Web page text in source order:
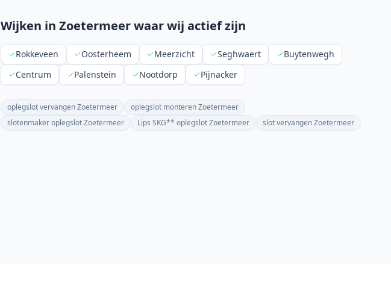
Wijken in Zoetermeerwaar wij actief zijn
Rokkeveen Oosterheem Meerzicht Seghwaert
Buytenwegh
Centrum
Palenstein Nootdorp Pijnacker
oplegslot vervangen Zoetermeer
oplegslot monteren Zoetermeer
slotenmaker oplegslot Zoetermeer
Lips SKG** oplegslot Zoetermeer slot vervangen Zoetermeer